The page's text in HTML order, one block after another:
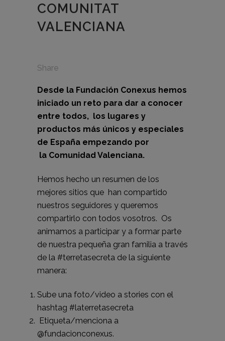
COMUNITAT
VALENCIANA
Share
Desde la Fundación Conexus hemos
iniciado un reto para dar a conocer
entre todos, los lugares y
productos más únicos y especiales
de España empezando por
la Comunidad Valenciana.
Hemos hecho un resumen de los
mejores sitios que han compartido
nuestros seguidores y queremos
compartirlo con todos vosotros. Os
animamos a participar y a formar parte
de nuestra pequeña gran familia a través
de la #terretasecreta de la siguiente
manera:
Sube una foto/video a stories con el
hashtag #laterretasecreta
Etiqueta/menciona a
@fundacionconexus.